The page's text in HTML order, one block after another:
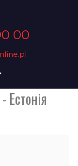
00
Естонія